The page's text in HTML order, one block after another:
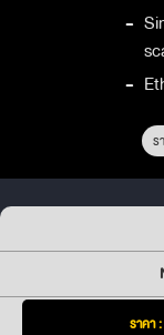
-
-
ร
ราคา :